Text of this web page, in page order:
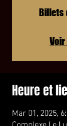
Billets
Heure et
Mar 01, 2025,